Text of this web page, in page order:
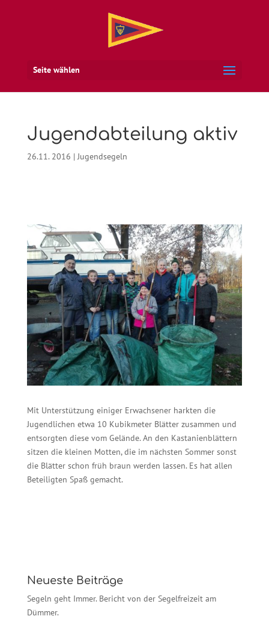
Seite wählen
Jugendabteilung aktiv
26.11. 2016 |Jugendsegeln
Mit Unterstützung einiger Erwachsener harkten die
Jugendlichen etwa 10 Kubikmeter Blätter zusammen und
entsorgten diese vom Gelände. An den Kastanienblättern
sitzen die kleinen Motten, die im nächsten Sommer sonst
die Blätter schon früh braun werden lassen. Es hat allen
Beteiligten Spaß gemacht.
Neueste Beiträge
Segeln geht Immer. Bericht von der Segelfreizeit am
Dümmer.